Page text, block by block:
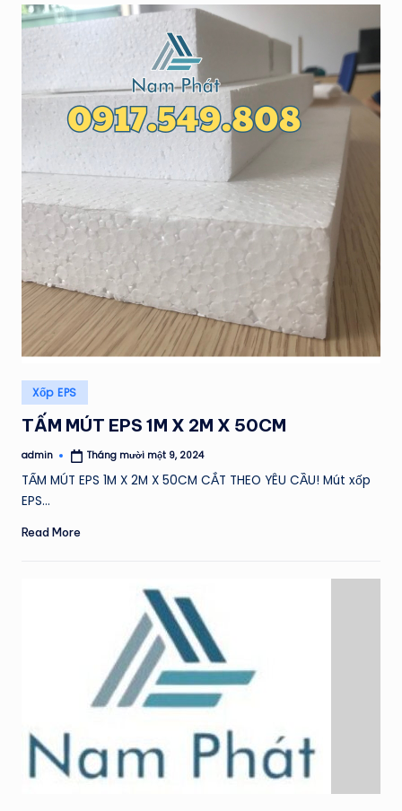
Posted
in
Xốp EPS
TẤM MÚT EPS 1M X 2M X 50CM
Posted
by
admin Tháng mười một 9, 2024
TẤM MÚT EPS 1M X 2M X 50CM CẮT THEO YÊU CẦU! Mút xốp
EPS…
Read More